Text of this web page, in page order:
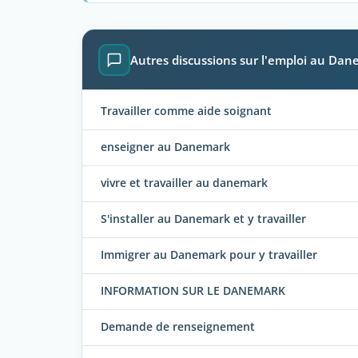
Autres discussions sur l'emploi au
Travailler comme aide soignant
enseigner au Danemark
vivre et travailler au danemark
S'installer au Danemark et y travailler
Immigrer au Danemark pour y travailler
INFORMATION SUR LE DANEMARK
Demande de renseignement